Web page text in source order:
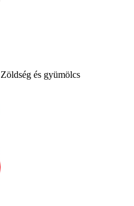
Zöldség és gyümölcs